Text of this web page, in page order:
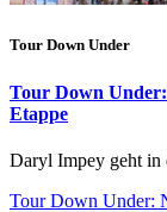
Tour Down Under
Tour Down Under:
Etappe
Daryl Impey geht in
Tour Down Under: